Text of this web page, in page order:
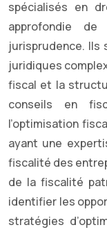
spécialisés en
approfondie
jurisprudence.
juridiques
fiscal et la
conseils en
l’optimisation
ayant une
fiscalité des
de la fiscalité
identifier les
stratégies